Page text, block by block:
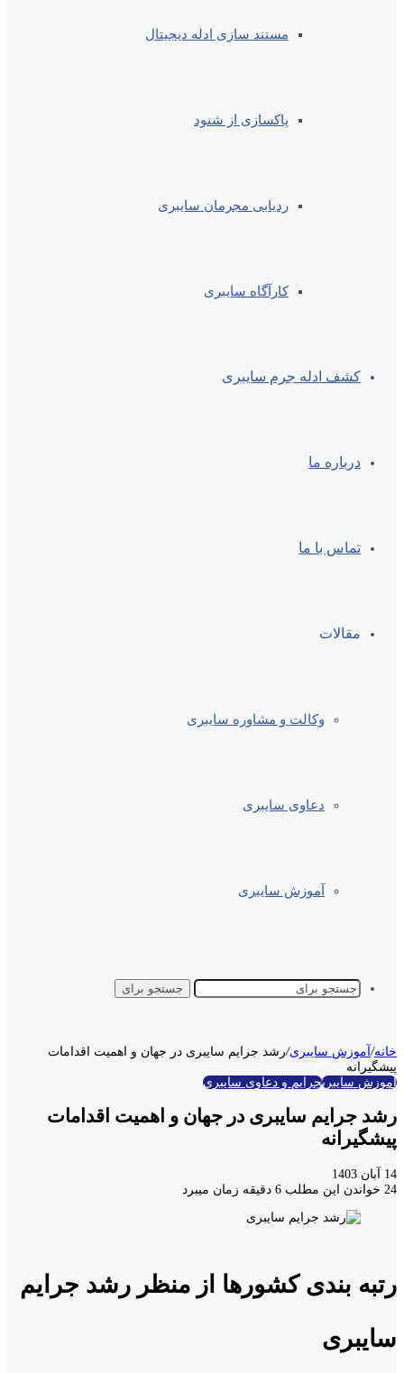
مستند سازی ادله دیجیتال
پاکسازی از شنود
ردیابی مجرمان سایبری
کارآگاه سایبری
کشف ادله جرم سایبری
درباره ما
تماس با ما
مقالات
وکالت و مشاوره سایبری
دعاوی سایبری
آموزش سایبری
جستجو برای
خانه/آموزش سایبری/رشد جرایم سایبری در جهان و اهمیت اقدامات
پیشگیرانه
آموزش سایبریجرایم و دعاوی سایبری
رشد جرایم سایبری در جهان و اهمیت اقدامات
پیشگیرانه
14 آبان 1403
24 خواندن این مطلب 6 دقیقه زمان میبرد
رتبه بندی کشورها از منظر رشد جرایم
سایبری